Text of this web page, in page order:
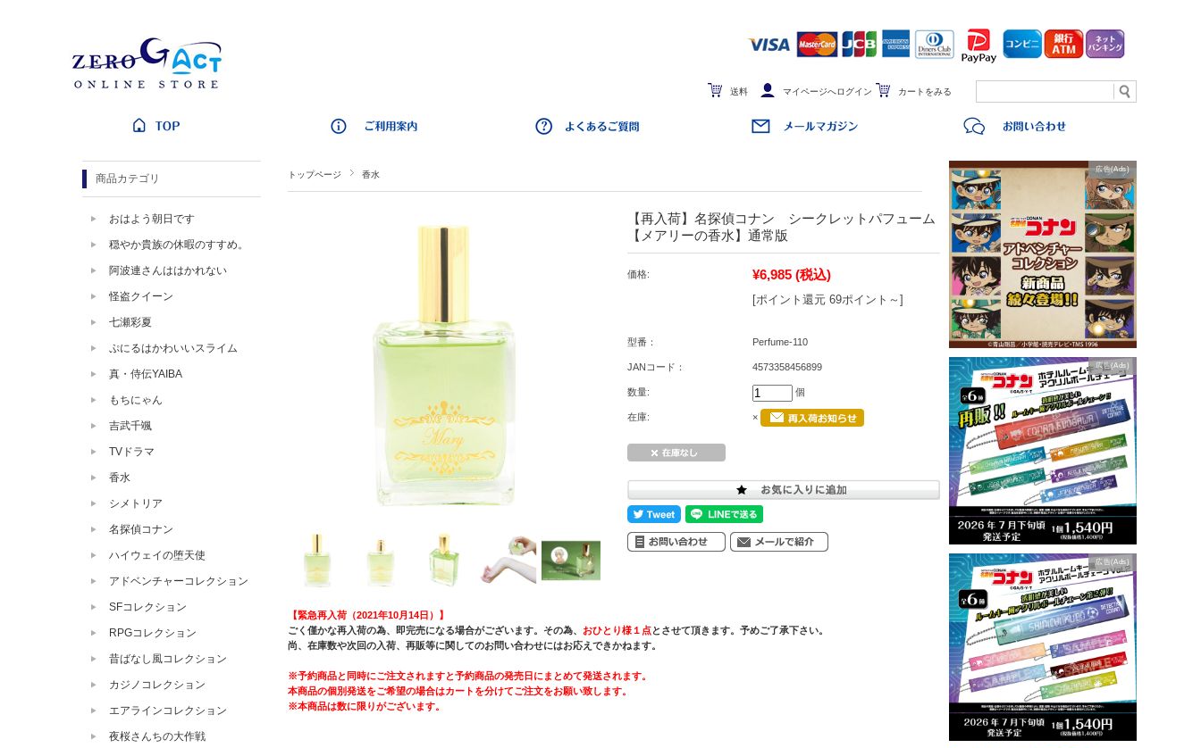
送料 マイページへログイン カートをみる
広告(Ads)
広告(Ads)
広告(Ads)
トップページ 香水
【再入荷】名探偵コナン シークレットパフューム
【メアリーの香水】通常版
価格: ¥6,985 (税込)
[ポイント還元 69ポイント～]
型番： Perfume-110
JANコード： 4573358456899
数量: 個
在庫: ×
【緊急再入荷（2021年10月14日）】
ごく僅かな再入荷の為、即完売になる場合がございます。その為、 おひとり様１点とさせて頂きます。予めご了承下さい。
尚、在庫数や次回の入荷、再販等に関してのお問い合わせにはお応えできかねます。
※予約商品と同時にご注文されますと予約商品の発売日にまとめて発送されます。
本商品の個別発送をご希望の場合はカートを分けてご注文をお願い致します。
※本商品は数に限りがございます。
商品カテゴリ
おはよう朝日です
穏やか貴族の休暇のすすめ。
阿波連さんははかれない
怪盗クイーン
七瀬彩夏
ぷにるはかわいいスライム
真・侍伝YAIBA
もちにゃん
吉武千颯
TVドラマ
香水
シメトリア
名探偵コナン
ハイウェイの堕天使
アドベンチャーコレクション
SFコレクション
RPGコレクション
昔ばなし風コレクション
カジノコレクション
エアラインコレクション
夜桜さんちの大作戦